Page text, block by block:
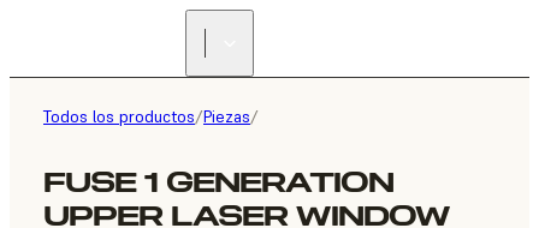
Todos los productos/Piezas/
FUSE 1 GENERATION
UPPER LASER WINDOW